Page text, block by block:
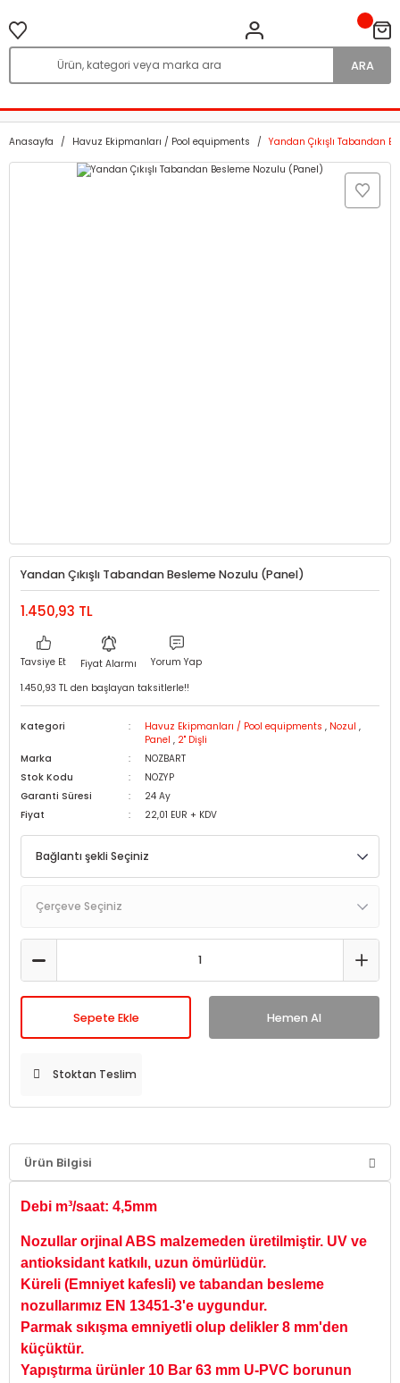
ARA
Anasayfa Havuz Ekipmanları / Pool equipments Yandan Çıkışlı Tabandan
Yandan Çıkışlı Tabandan Besleme Nozulu (Panel)
1.450,93 TL
Tavsiye Et Fiyat Alarmı
Yorum Yap
1.450,93 TL den başlayan taksitlerle!!
Kategori Havuz Ekipmanları / Pool equipments , Nozul ,
Panel , 2'' Dişli
Marka
NOZBART
Stok Kodu
NOZYP
Garanti Süresi
24 Ay
Fiyat
22,01 EUR + KDV
Sepete Ekle Hemen Al
Stoktan Teslim
Ürün Bilgisi
Debi m³/saat: 4,5mm
Nozullar orjinal ABS malzemeden üretilmiştir. UV ve
antioksidant katkılı, uzun ömürlüdür.
Küreli (Emniyet kafesli) ve tabandan besleme
nozullarımız EN 13451-3'e uygundur.
Parmak sıkışma emniyetli olup delikler 8 mm'den
küçüktür.
Yapıştırma ürünler 10 Bar 63 mm U-PVC borunun